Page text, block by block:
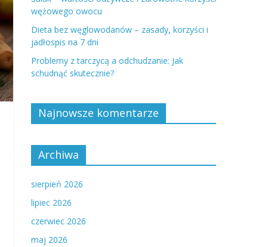
wężowego owocu
Dieta bez węglowodanów – zasady, korzyści i
jadłospis na 7 dni
Problemy z tarczycą a odchudzanie: Jak
schudnąć skutecznie?
Najnowsze komentarze
Archiwa
sierpień 2026
lipiec 2026
czerwiec 2026
maj 2026